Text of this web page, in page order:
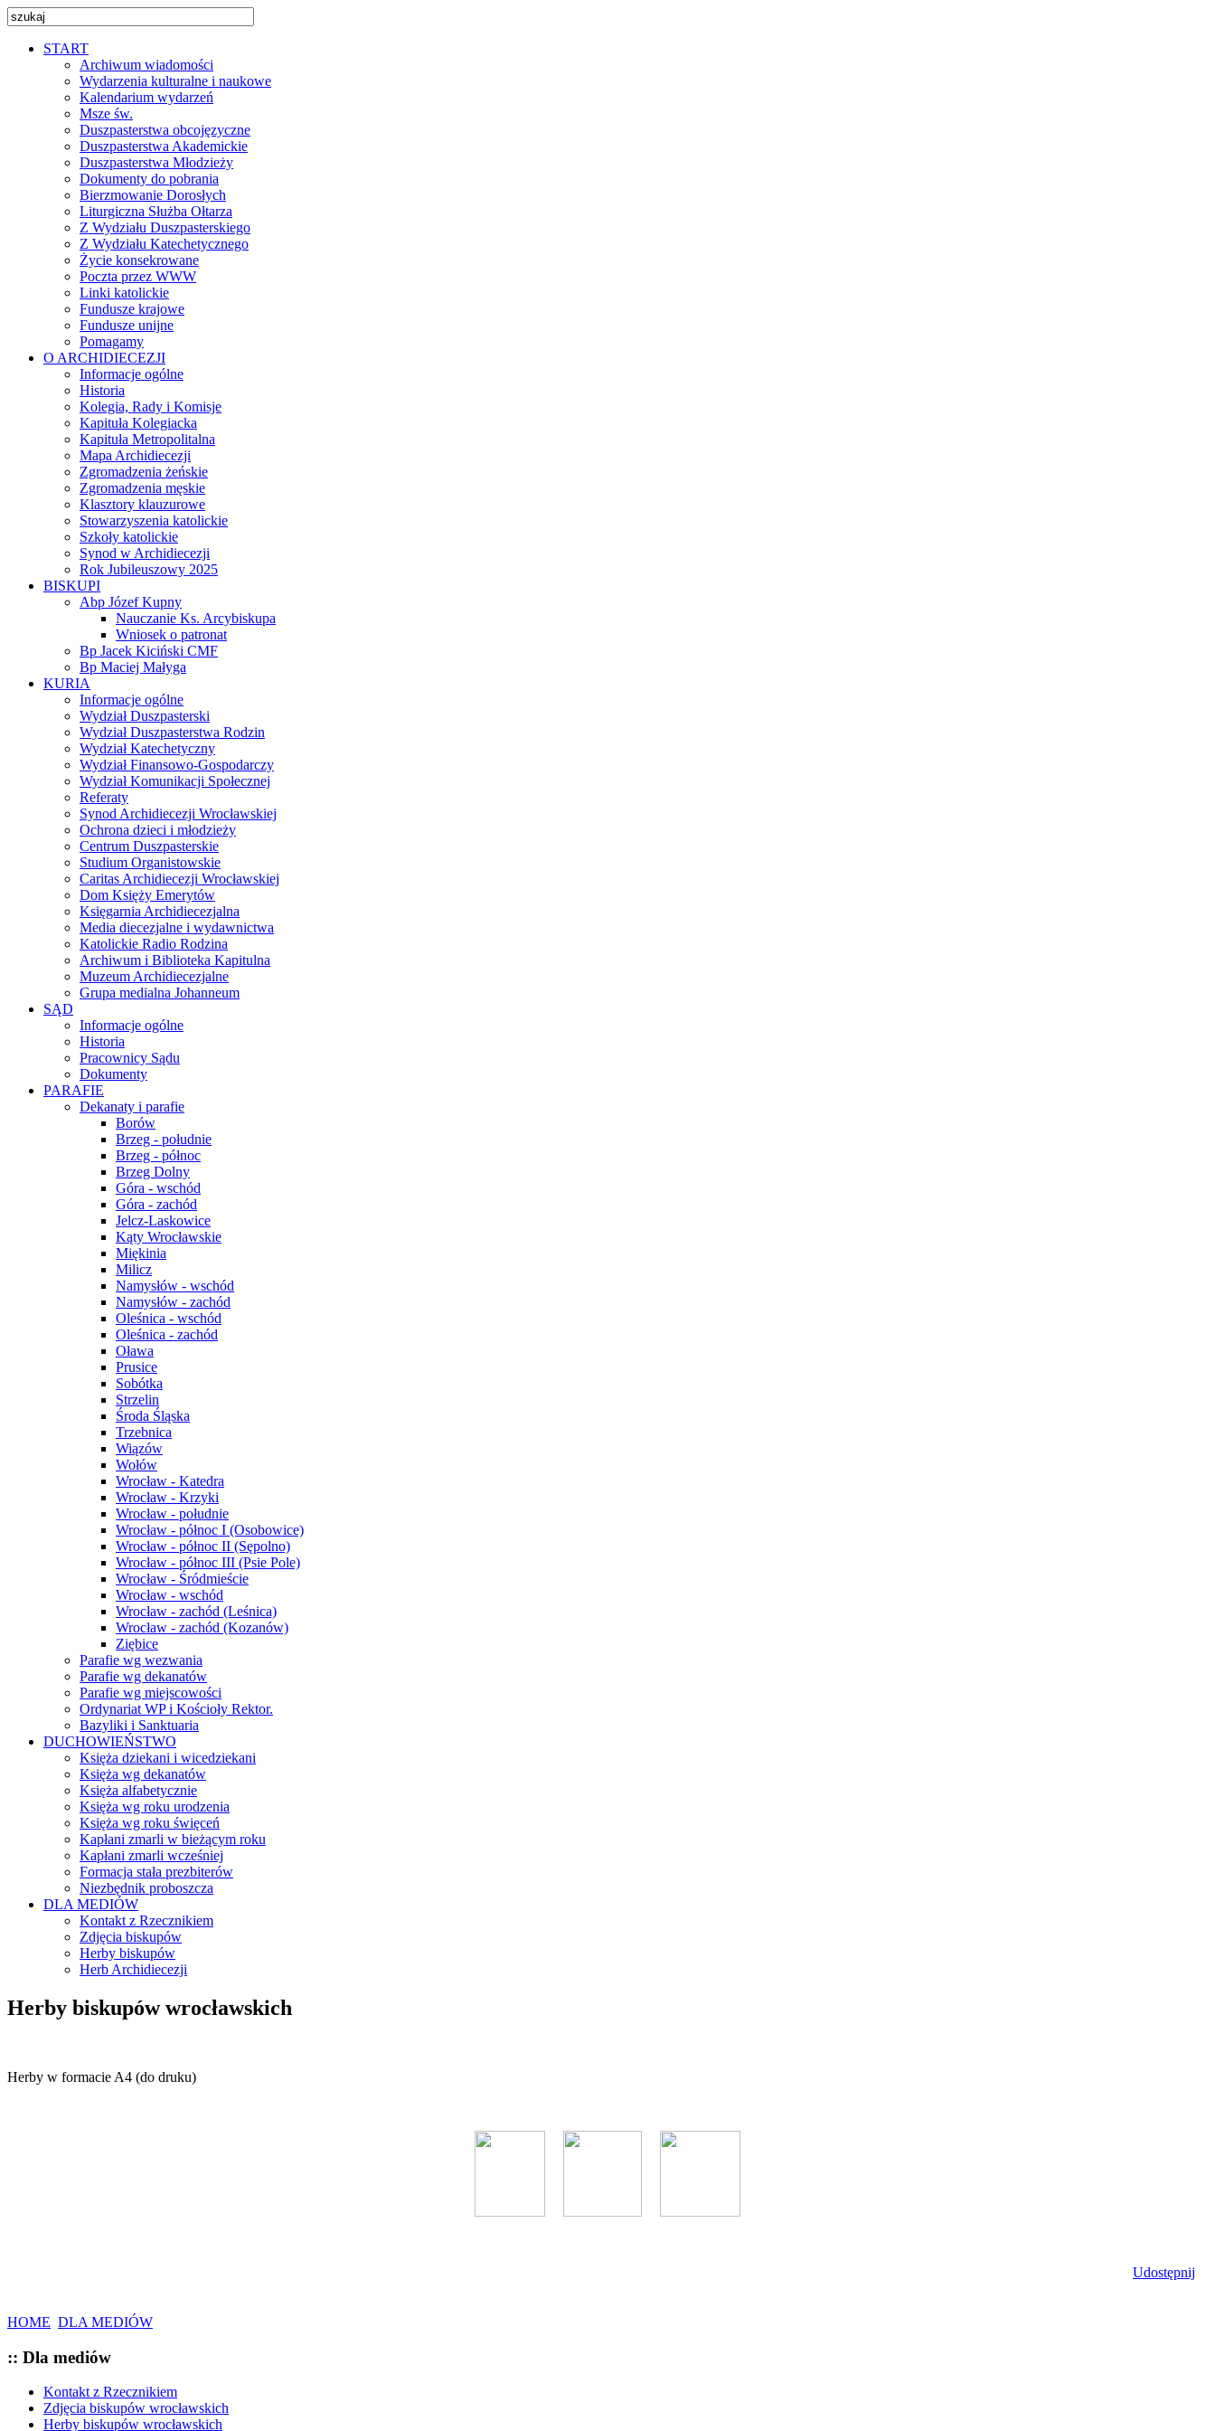
START
Archiwum wiadomości
Wydarzenia kulturalne i naukowe
Kalendarium wydarzeń
Msze św.
Duszpasterstwa obcojęzyczne
Duszpasterstwa Akademickie
Duszpasterstwa Młodzieży
Dokumenty do pobrania
Bierzmowanie Dorosłych
Liturgiczna Służba Ołtarza
Z Wydziału Duszpasterskiego
Z Wydziału Katechetycznego
Życie konsekrowane
Poczta przez WWW
Linki katolickie
Fundusze krajowe
Fundusze unijne
Pomagamy
O ARCHIDIECEZJI
Informacje ogólne
Historia
Kolegia, Rady i Komisje
Kapituła Kolegiacka
Kapituła Metropolitalna
Mapa Archidiecezji
Zgromadzenia żeńskie
Zgromadzenia męskie
Klasztory klauzurowe
Stowarzyszenia katolickie
Szkoły katolickie
Synod w Archidiecezji
Rok Jubileuszowy 2025
BISKUPI
Abp Józef Kupny
Nauczanie Ks. Arcybiskupa
Wniosek o patronat
Bp Jacek Kiciński CMF
Bp Maciej Małyga
KURIA
Informacje ogólne
Wydział Duszpasterski
Wydział Duszpasterstwa Rodzin
Wydział Katechetyczny
Wydział Finansowo-Gospodarczy
Wydział Komunikacji Społecznej
Referaty
Synod Archidiecezji Wrocławskiej
Ochrona dzieci i młodzieży
Centrum Duszpasterskie
Studium Organistowskie
Caritas Archidiecezji Wrocławskiej
Dom Księży Emerytów
Księgarnia Archidiecezjalna
Media diecezjalne i wydawnictwa
Katolickie Radio Rodzina
Archiwum i Biblioteka Kapitulna
Muzeum Archidiecezjalne
Grupa medialna Johanneum
SĄD
Informacje ogólne
Historia
Pracownicy Sądu
Dokumenty
PARAFIE
Dekanaty i parafie
Borów
Brzeg - południe
Brzeg - północ
Brzeg Dolny
Góra - wschód
Góra - zachód
Jelcz-Laskowice
Kąty Wrocławskie
Miękinia
Milicz
Namysłów - wschód
Namysłów - zachód
Oleśnica - wschód
Oleśnica - zachód
Oława
Prusice
Sobótka
Strzelin
Środa Śląska
Trzebnica
Wiązów
Wołów
Wrocław - Katedra
Wrocław - Krzyki
Wrocław - południe
Wrocław - północ I (Osobowice)
Wrocław - północ II (Sępolno)
Wrocław - północ III (Psie Pole)
Wrocław - Śródmieście
Wrocław - wschód
Wrocław - zachód (Leśnica)
Wrocław - zachód (Kozanów)
Ziębice
Parafie wg wezwania
Parafie wg dekanatów
Parafie wg miejscowości
Ordynariat WP i Kościoły Rektor.
Bazyliki i Sanktuaria
DUCHOWIEŃSTWO
Księża dziekani i wicedziekani
Księża wg dekanatów
Księża alfabetycznie
Księża wg roku urodzenia
Księża wg roku święceń
Kapłani zmarli w bieżącym roku
Kapłani zmarli wcześniej
Formacja stała prezbiterów
Niezbędnik proboszcza
DLA MEDIÓW
Kontakt z Rzecznikiem
Zdjęcia biskupów
Herby biskupów
Herb Archidiecezji
Herby biskupów wrocławskich
Herby w formacie A4 (do druku)
Udostępnij
HOME DLA MEDIÓW
:: Dla mediów
Kontakt z Rzecznikiem
Zdjęcia biskupów wrocławskich
Herby biskupów wrocławskich